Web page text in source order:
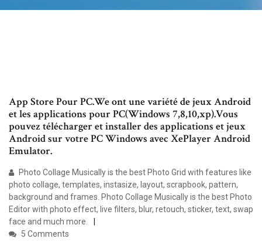
App Store Pour PC.We ont une variété de jeux Android
et les applications pour PC(Windows 7,8,10,xp).Vous
pouvez télécharger et installer des applications et jeux
Android sur votre PC Windows avec XePlayer Android
Emulator.
Photo Collage Musically is the best Photo Grid with features like
photo collage, templates, instasize, layout, scrapbook, pattern,
background and frames. Photo Collage Musically is the best Photo
Editor with photo effect, live filters, blur, retouch, sticker, text, swap
face and much more.
5 Comments